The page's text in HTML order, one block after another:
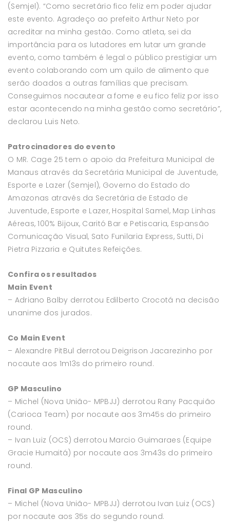
(Semjel). “Como secretário fico feliz em poder ajudar
este evento. Agradeço ao prefeito Arthur Neto por
acreditar na minha gestão. Como atleta, sei da
importância para os lutadores em lutar um grande
evento, como também é legal o público prestigiar um
evento colaborando com um quilo de alimento que
serão doados a outras famílias que precisam.
Conseguimos nocautear a fome e eu fico feliz por isso
estar acontecendo na minha gestão como secretário”,
declarou Luis Neto.
Patrocinadores do evento
O MR. Cage 25 tem o apoio da Prefeitura Municipal de
Manaus através da Secretária Municipal de Juventude,
Esporte e Lazer (Semjel), Governo do Estado do
Amazonas através da Secretária de Estado de
Juventude, Esporte e Lazer, Hospital Samel, Map Linhas
Aéreas, 100% Bijoux, Caritó Bar e Petiscaria, Espansão
Comunicação Visual, Sato Funilaria Express, Sutti, Di
Pietra Pizzaria e Quitutes Refeições.
Confira os resultados
Main Event
– Adriano Balby derrotou Edilberto Crocotá na decisão
unanime dos jurados.
Co Main Event
– Alexandre PitBul derrotou Deigrison Jacarezinho por
nocaute aos 1m13s do primeiro round.
GP Masculino
– Michel (Nova União- MPBJJ) derrotou Rany Pacquião
(Carioca Team) por nocaute aos 3m45s do primeiro
round.
– Ivan Luiz (OCS) derrotou Marcio Guimaraes (Equipe
Gracie Humaitá) por nocaute aos 3m43s do primeiro
round.
Final GP Masculino
– Michel (Nova União- MPBJJ) derrotou Ivan Luiz (OCS)
por nocaute aos 35s do segundo round.